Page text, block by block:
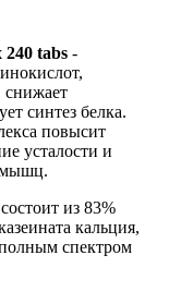
240 tabs -
снижает
синтез белка.
повысит
усталости и
мышц.
из 83%
кальция,
спектром